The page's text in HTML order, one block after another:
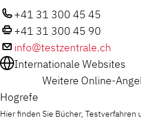
+41 31 300 45 45
+41 31 300 45 90
info@testzentrale.ch
Internationale Websites
Weitere Online-
Hogrefe
Hier finden Sie Bücher,